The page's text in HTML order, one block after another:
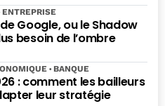
Google, ou le Shadow
besoin de l’ombre
ENTREPRISE
: comment les bailleurs
leur stratégie
BANQUE